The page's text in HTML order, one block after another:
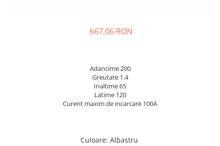
Redresoare, incarcatoare si testere
667,06 RON
Adancime 200
Greutate 1.4
Inaltime 65
Latime 120
Curent maxim de incarcare 100A
Culoare: Albastru